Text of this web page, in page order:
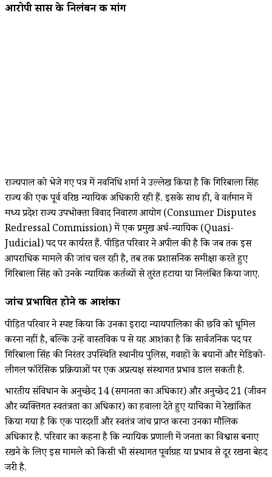
आरोपी सास के निलंबन की मांग
राज्यपाल को भेजे गए पत्र में नवनिधि शर्मा ने उल्लेख किया है कि गिरिबाला सिंह
राज्य की एक पूर्व वरिष्ठ न्यायिक अधिकारी रही हैं. इसके साथ ही, वे वर्तमान में
मध्य प्रदेश राज्य उपभोक्ता विवाद निवारण आयोग (Consumer Disputes
Redressal Commission) में एक प्रमुख अर्ध-न्यायिक (Quasi-
Judicial) पद पर कार्यरत हैं. पीड़ित परिवार ने अपील की है कि जब तक इस
आपराधिक मामले की जांच चल रही है, तब तक प्रशासनिक समीक्षा करते हुए
गिरिबाला सिंह को उनके न्यायिक कर्तव्यों से तुरंत हटाया या निलंबित किया जाए.
जांच प्रभावित होने की आशंका
पीड़ित परिवार ने स्पष्ट किया कि उनका इरादा न्यायपालिका की छवि को धूमिल
करना नहीं है, बल्कि उन्हें वास्तविक रूप से यह आशंका है कि सार्वजनिक पद पर
गिरिबाला सिंह की निरंतर उपस्थिति स्थानीय पुलिस, गवाहों के बयानों और मेडिको-
लीगल फॉरेंसिक प्रक्रियाओं पर एक अप्रत्यक्ष संस्थागत प्रभाव डाल सकती है.
भारतीय संविधान के अनुच्छेद 14 (समानता का अधिकार) और अनुच्छेद 21 (जीवन
और व्यक्तिगत स्वतंत्रता का अधिकार) का हवाला देते हुए याचिका में रेखांकित
किया गया है कि एक पारदर्शी और स्वतंत्र जांच प्राप्त करना उनका मौलिक
अधिकार है. परिवार का कहना है कि न्यायिक प्रणाली में जनता का विश्वास बनाए
रखने के लिए इस मामले को किसी भी संस्थागत पूर्वाग्रह या प्रभाव से दूर रखना बेहद
जरूरी है.